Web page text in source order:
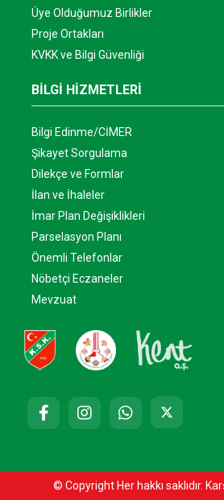
Üye Olduğumuz Birlikler
Proje Ortakları
KVKK ve Bilgi Güvenliği
BİLGİ HİZMETLERİ
Bilgi Edinme/CİMER
Şikayet Sorgulama
Dilekçe ve Formlar
İlan ve İhaleler
İmar Plan Değişiklikleri
Parselasyon Planı
Önemli Telefonlar
Nöbetçi Eczaneler
Mevzuat
© Copyright Her hakkı saklıdır.